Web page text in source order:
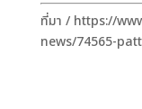
ที่มา / https://
news/74565-